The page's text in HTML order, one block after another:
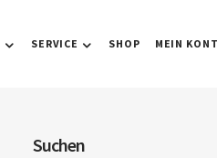
SERVICE SHOP MEIN
Suchen